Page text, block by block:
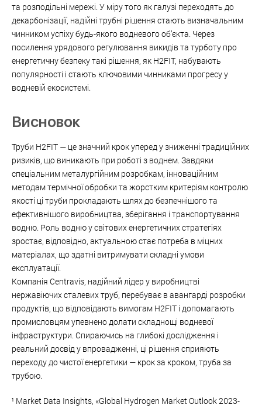
та розподільні мережі. У міру того як галузі переходять до
декарбонізації, надійні трубні рішення стають визначальним
чинником успіху будь-якого водневого об’єкта. Через
посилення урядового регулювання викидів та турботу про
енергетичну безпеку такі рішення, як H2FIT, набувають
популярності і стають ключовими чинниками прогресу у
водневій екосистемі.
Висновок
Труби H2FIT — це значний крок уперед у зниженні традиційних
ризиків, що виникають при роботі з воднем. Завдяки
спеціальним металургійним розробкам, інноваційним
методам термічної обробки та жорстким критеріям контролю
якості ці труби прокладають шлях до безпечнішого та
ефективнішого виробництва, зберігання і транспортування
водню. Роль водню у світових енергетичних стратегіях
зростає, відповідно, актуальною стає потреба в міцних
матеріалах, що здатні витримувати складні умови
експлуатації.
Компанія Centravis, надійний лідер у виробництві
нержавіючих сталевих труб, перебуває в авангарді розробки
продуктів, що відповідають вимогам H2FIT і допомагають
промисловцям упевнено долати складнощі водневої
інфраструктури. Спираючись на глибокі дослідження і
реальний досвід у впровадженні, ці рішення сприяють
переходу до чистої енергетики — крок за кроком, труба за
трубою.
¹ Market Data Insights, «Global Hydrogen Market Outlook 2023-